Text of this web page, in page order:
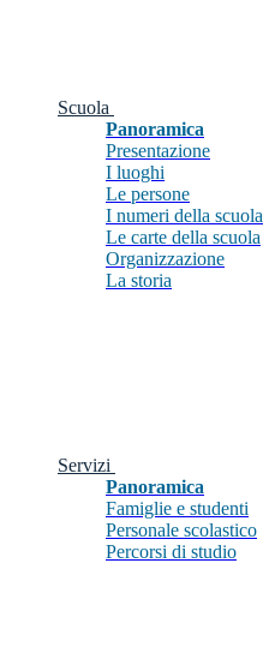
Scuola
Panoramica
Presentazione
I luoghi
Le persone
I numeri della scuola
Le carte della scuola
Organizzazione
La storia
Servizi
Panoramica
Famiglie e studenti
Personale scolastico
Percorsi di studio